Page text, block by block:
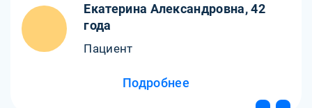
Екатерина Александровна, 42
года
Пациент
Подробнее